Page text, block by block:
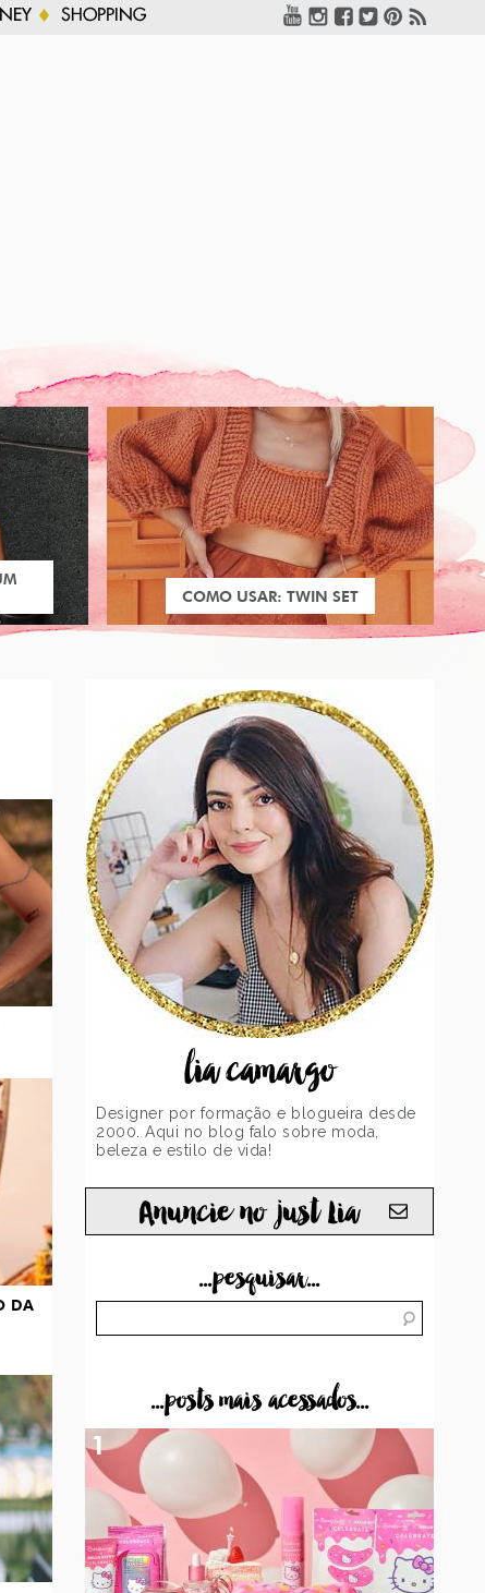
SHOPPING
COMO USAR: TWIN SET
DA
lia camargo
Designer por formação e blogueira desde
2000. Aqui no blog falo sobre moda,
beleza e estilo de vida!
Anuncie no just Lia
...pesquisar...
...posts mais acessados...
1